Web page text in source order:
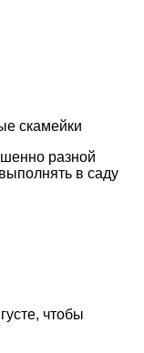
скамейки
разной
в саду
чтобы